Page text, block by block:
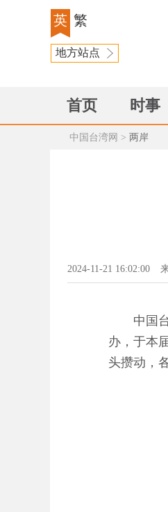
英 繁
地方站点
首页 时事
中国台湾网 > 两岸
2024-11-21 16:02:00
中国台
办，于本
头攒动，